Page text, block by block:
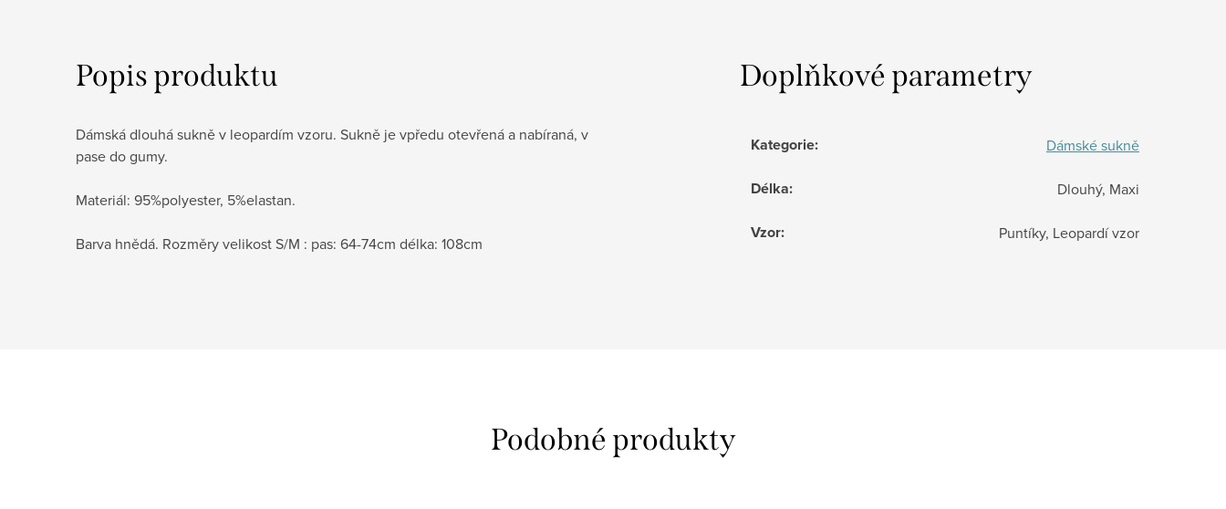
Popis produktu
Dámská dlouhá sukně v leopardím vzoru. Sukně je vpředu otevřená a nabíraná, v
pase do gumy.
Materiál: 95%polyester, 5%elastan.
Barva hnědá. Rozměry velikost S/M : pas: 64-74cm délka: 108cm
Doplňkové parametry
Kategorie: Dámské sukně
Délka: Dlouhý, Maxi
Vzor: Puntíky, Leopardí vzor